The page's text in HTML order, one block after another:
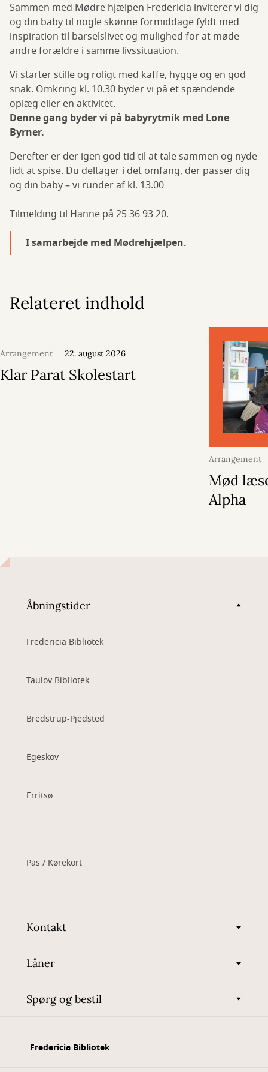
Sammen med Mødre hjælpen Fredericia inviterer vi dig
og din baby til nogle skønne formiddage fyldt med
inspiration til barselslivet og mulighed for at møde
andre forældre i samme livssituation.
Vi starter stille og roligt med kaffe, hygge og en god
snak. Omkring kl. 10.30 byder vi på et spændende
oplæg eller en aktivitet.
Denne gang byder vi på babyrytmik med Lone
Byrner.
Derefter er der igen god tid til at tale sammen og nyde
lidt at spise. Du deltager i det omfang, der passer dig
og din baby – vi runder af kl. 13.00
Tilmelding til Hanne på 25 36 93 20.
I samarbejde med Mødrehjælpen.
Relateret indhold
Arrangement 22. august 2026
Klar Parat Skolestart
Arrangement
2026
Mød
Alpha
Åbningstider
Fredericia Bibliotek
Taulov Bibliotek
Bredstrup-Pjedsted
Egeskov
Erritsø
Pas / Kørekort
Kontakt
Låner
Spørg og bestil
Fredericia Bibliotek